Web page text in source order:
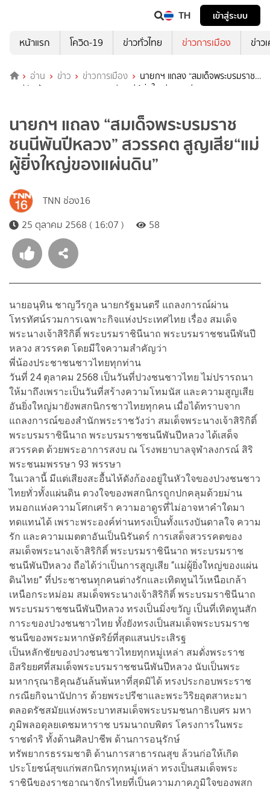
TH
เข้าสู่ระบบ
หน้าแรก
โควิด-19 ข่าวทั่วไทย ข่าวการเมือง ข่าว
อ่าน ข่าว ข่าวการเมือง
นายกฯ แถลง “สมเด็จพระบรมราช
ชนนีพันปีหลวง” สวรรคต สูญเสีย“แม่ผู้ยิ่งใหญ่ของแผ่นดิน”
นายกฯ แถลง “สมเด็จพระบรมราช
ชนนีพันปีหลวง” สวรรคต สูญเสีย“แม่
ผู้ยิ่งใหญ่ของแผ่นดิน”
TNN ช่อง16
25 ตุลาคม 2568 ( 16:07 )
58
นายอนุทิน ชาญวีรกูล นายกรัฐมนตรี แถลงการณ์ผ่าน
โทรทัศน์รวมการเฉพาะกิจแห่งประเทศไทย เรื่อง สมเด็จ
พระนางเจ้าสิริกิติ์ พระบรมราชินีนาถ พระบรมราชชนนีพันปี
หลวง สวรรคต โดยมีใจความสำคัญว่า
พี่น้องประชาชนชาวไทยทุกท่าน
วันที่ 24 ตุลาคม 2568 เป็นวันที่ปวงชนชาวไทย ไม่ปรารถนา
ให้มาถึงเพราะเป็นวันที่สร้างความโทมนัส และความสูญเสีย
อันยิ่งใหญ่มายังพสกนิกรชาวไทยทุกคน เมื่อได้ทราบจาก
แถลงการณ์ของสำนักพระราชวังว่า สมเด็จพระนางเจ้าสิริกิติ์
พระบรมราชินีนาถ พระบรมราชชนนีพันปีหลวง ได้เสด็จ
สวรรคต ด้วยพระอาการสงบ ณ โรงพยาบาลจุฬาลงกรณ์ สิริ
พระชนมพรรษา 93 พรรษา
ในเวลานี้ มีแต่เสียงสะอื้นไห้ดังก้องอยู่ในหัวใจของปวงชนชาว
ไทยทั่วทั้งแผ่นดิน ดวงใจของพสกนิกรถูกปกคลุมด้วยม่าน
หมอกแห่งความโศกเศร้า ความอาดูรที่ไม่อาจหาคำใดมา
ทดแทนได้ เพราะพระองค์ท่านทรงเป็นทั้งแรงบันดาลใจ ความ
รัก และความเมตตาอันเป็นนิรันดร์ การเสด็จสวรรคตของ
สมเด็จพระนางเจ้าสิริกิติ์ พระบรมราชินีนาถ พระบรมราช
ชนนีพันปีหลวง ถือได้ว่าเป็นการสูญเสีย “แม่ผู้ยิ่งใหญ่ของแผ่น
ดินไทย” ที่ประชาชนทุกคนต่างรักและเทิดทูนไว้เหนือเกล้า
เหนือกระหม่อม สมเด็จพระนางเจ้าสิริกิติ์ พระบรมราชินีนาถ
พระบรมราชชนนีพันปีหลวง ทรงเป็นมิ่งขวัญ เป็นที่เทิดทูนสัก
การะของปวงชนชาวไทย ทั้งยังทรงเป็นสมเด็จพระบรมราช
ชนนีของพระมหากษัตริย์ที่สุดแสนประเสิรฐ
เป็นหลักชัยของปวงชนชาวไทยทุกหมู่เหล่า สมดั่งพระราช
อิสริยยศที่สมเด็จพระบรมราชชนนีพันปีหลวง นับเป็นพระ
มหากรุณาธิคุณอันล้นพ้นหาที่สุดมิได้ ทรงประกอบพระราช
กรณียกิจนานัปการ ด้วยพระปรีชาและพระวิริยอุตสาหะมา
ตลอดรัชสมัยแห่งพระบาทสมเด็จพระบรมชนกาธิเบศร มหา
ภูมิพลอดุลยเดชมหาราช บรมนาถบพิตร โครงการในพระ
ราชดำริ ทั้งด้านศิลปาชีพ ด้านการอนุรักษ์
ทรัพยากรธรรมชาติ ด้านการสาธารณสุข ล้วนก่อให้เกิด
ประโยชน์สุขแก่พสกนิกรทุกหมู่เหล่า ทรงเป็นสมเด็จพระ
ราชินีของราชอาณาจักรไทยที่เป็นความภาคภูมิใจของพสก